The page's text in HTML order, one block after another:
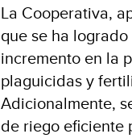
La Cooperativa,
que se ha
incremento en la
plaguicidas y
Adicionalmente,
de riego eficiente